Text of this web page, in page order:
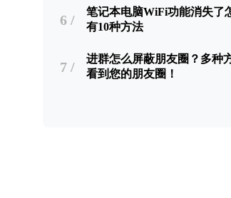
6 /
笔记本电脑WiFi功能消失了
有10种方法
7 /
进群怎么屏蔽朋友圈？多种
看到您的朋友圈！